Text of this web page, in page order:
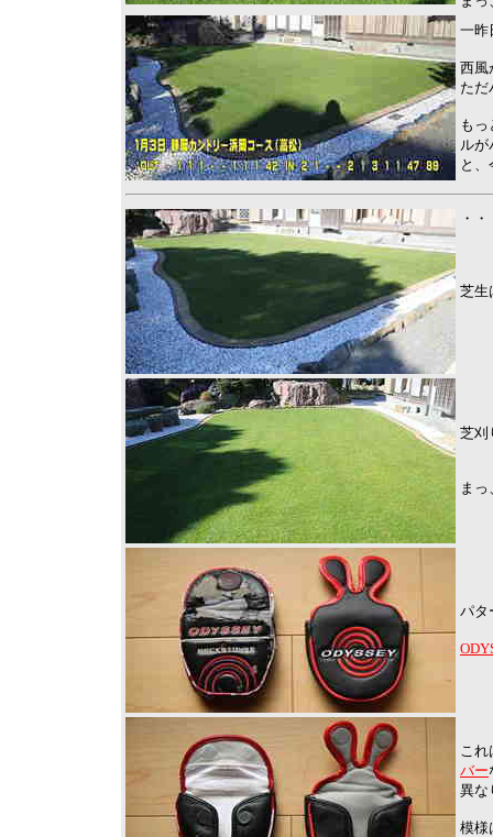
一昨
西風
ただ
も
ルが
と
・
芝生
芝刈
ま
パタ
これ
バー
異な
模様